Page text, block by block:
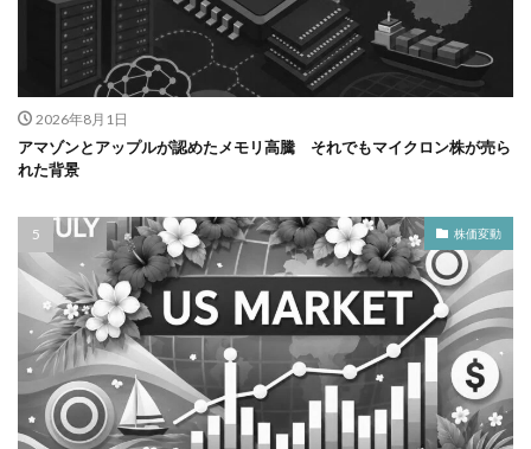
2026年8月1日
アマゾンとアップルが認めたメモリ高騰 それでもマイクロン株が売ら
れた背景
株価変動